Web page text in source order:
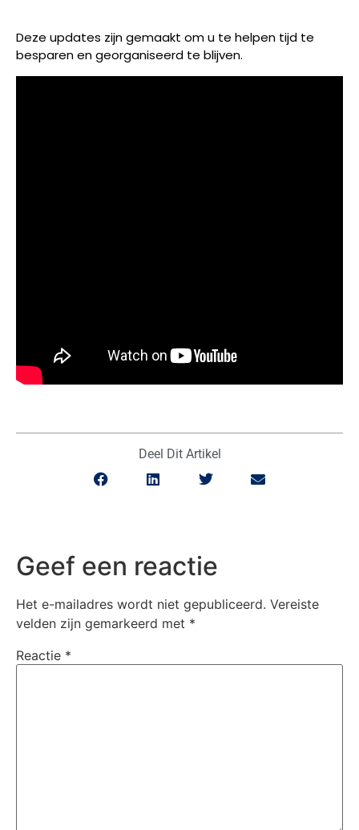
Deze updates zijn gemaakt om u te helpen tijd te
besparen en georganiseerd te blijven.
Deel Dit Artikel
Geef een reactie
Het e-mailadres wordt niet gepubliceerd. Vereiste
velden zijn gemarkeerd met *
Reactie *